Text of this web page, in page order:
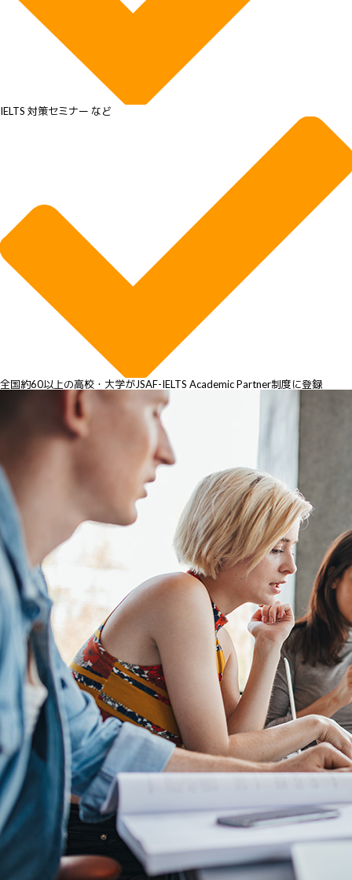
IELTS 対策セミナー など
全国約60以上の高校・大学がJSAF-IELTS Academic Partner制度に登録